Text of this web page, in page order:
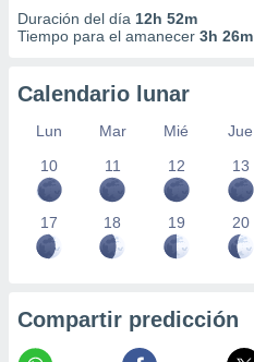
Duración del día 12h 52m
Tiempo para el amanecer 3h 26m
Calendario lunar
Lun Mar Mié Jue
10
11 12 13
17 18 19 20
Compartir predicción